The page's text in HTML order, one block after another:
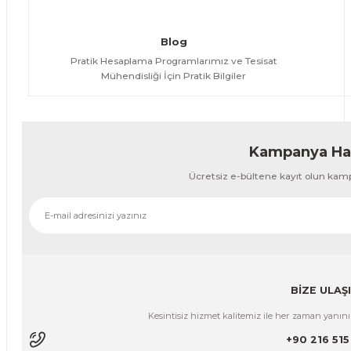
Blog
Pratik Hesaplama Programlarımız ve Tesisat
Mühendisliği İçin Pratik Bilgiler
Kampanya
Ücretsiz e-bültene kayıt olun
BİZE
Kesintisiz hizmet kalitemiz ile her zaman
+90 216